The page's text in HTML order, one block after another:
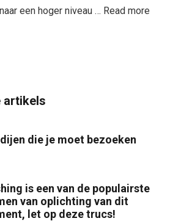
een hoger niveau … Read more
artikels
die je moet bezoeken
is een van de populairste
van oplichting van dit
let op deze trucs!